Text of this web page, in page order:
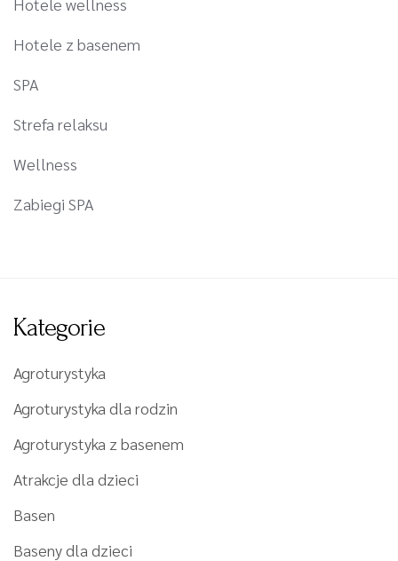
Hotele z basenem
SPA
Strefa relaksu
Wellness
Zabiegi SPA
Kategorie
Agroturystyka
Agroturystyka dla rodzin
Agroturystyka z basenem
Atrakcje dla dzieci
Basen
Baseny dla dzieci